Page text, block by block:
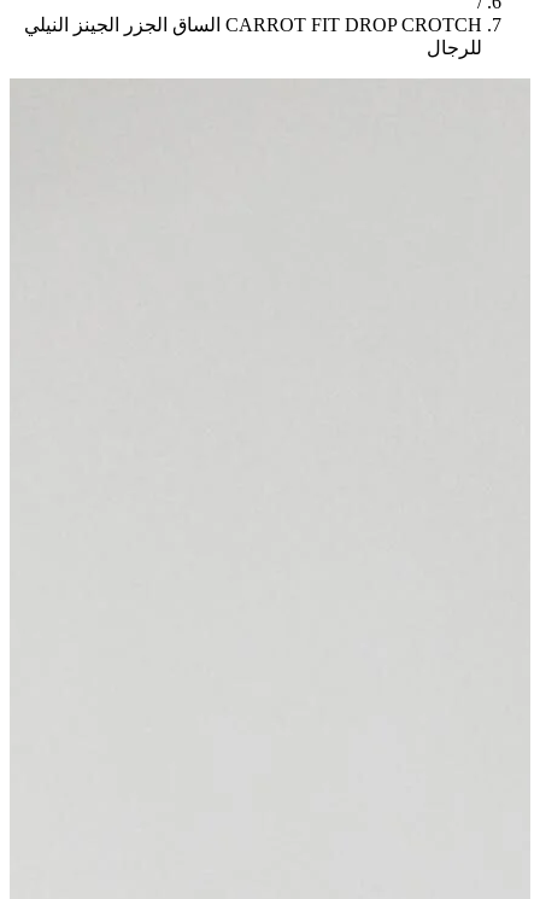
CARROT FIT DROP CROTCH الساق الجزر الجينز النيلي
للرجال